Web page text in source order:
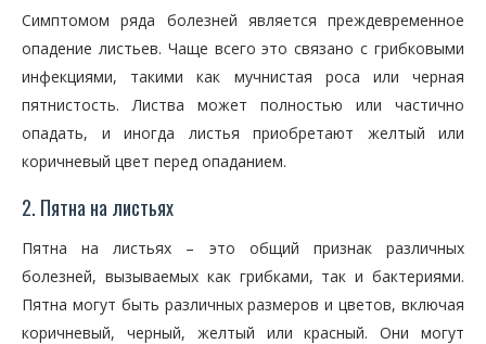
Симптомом ряда болезней является преждевременное
опадение листьев. Чаще всего это связано с грибковыми
инфекциями, такими как мучнистая роса или черная
пятнистость. Листва может полностью или частично
опадать, и иногда листья приобретают желтый или
коричневый цвет перед опаданием.
2. Пятна на листьях
Пятна на листьях – это общий признак различных
болезней, вызываемых как грибками, так и бактериями.
Пятна могут быть различных размеров и цветов, включая
коричневый, черный, желтый или красный. Они могут